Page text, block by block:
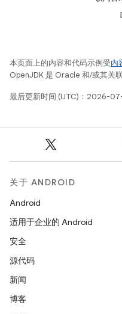
本页面上的内容和代码示例受内
OpenJDK 是 Oracle 和/或其关
最后更新时间 (UTC)：2026-07-
关于 ANDROID
Android
适用于企业的 Android
安全
源代码
新闻
博客